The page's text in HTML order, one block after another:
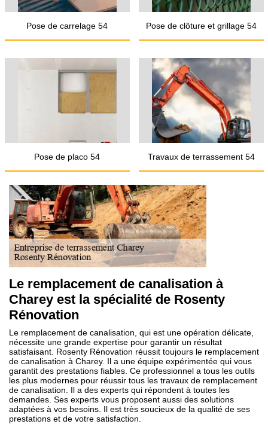
Pose de carrelage 54 Pose de clôture et grillage 54
Pose de placo 54 Travaux de terrassement 54
Le remplacement de canalisation à
Charey est la spécialité de Rosenty
Rénovation
Le remplacement de canalisation, qui est une opération délicate,
nécessite une grande expertise pour garantir un résultat
satisfaisant. Rosenty Rénovation réussit toujours le remplacement
de canalisation à Charey. Il a une équipe expérimentée qui vous
garantit des prestations fiables. Ce professionnel a tous les outils
les plus modernes pour réussir tous les travaux de remplacement
de canalisation. Il a des experts qui répondent à toutes les
demandes. Ses experts vous proposent aussi des solutions
adaptées à vos besoins. Il est très soucieux de la qualité de ses
prestations et de votre satisfaction.